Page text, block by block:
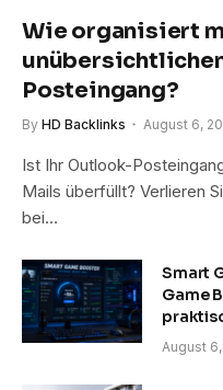
Wie organisiert
Posteingang?
By HD Backlinks August 6,
Ist Ihr Outlook-
Mails überfüllt? Verlieren
bei…
Smart
Game
August